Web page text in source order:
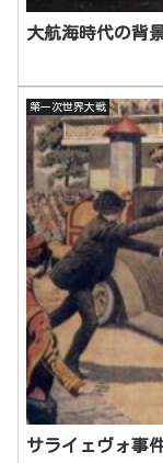
大航海時代の背
第一次世界大戦
サライェヴォ事